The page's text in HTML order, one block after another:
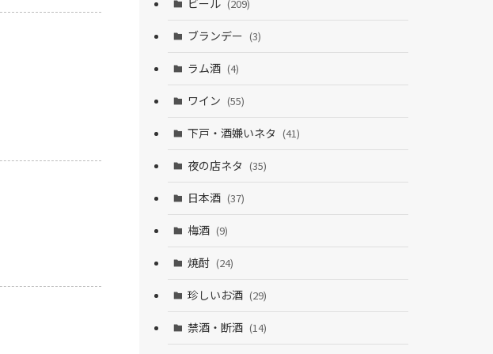
ビール (209)
ブランデー (3)
ラム酒 (4)
ワイン (55)
下戸・酒嫌いネタ (41)
夜の店ネタ (35)
日本酒 (37)
梅酒 (9)
焼酎 (24)
珍しいお酒 (29)
禁酒・断酒 (14)